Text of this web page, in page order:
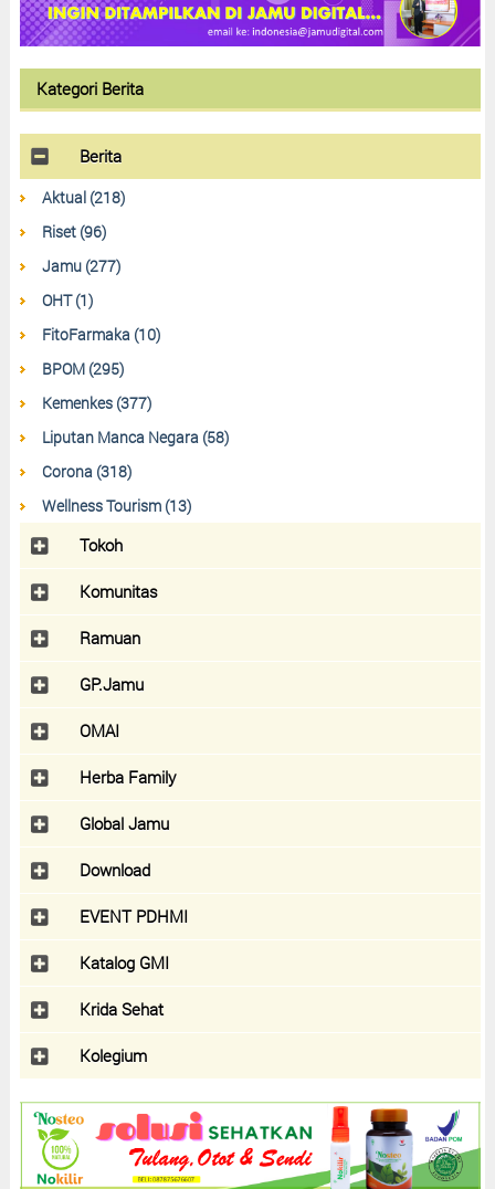
Kategori Berita
Berita
Aktual (218)
Riset (96)
Jamu (277)
OHT (1)
FitoFarmaka (10)
BPOM (295)
Kemenkes (377)
Liputan Manca Negara (58)
Corona (318)
Wellness Tourism (13)
Tokoh
Komunitas
Ramuan
GP.Jamu
OMAI
Herba Family
Global Jamu
Download
EVENT PDHMI
Katalog GMI
Krida Sehat
Kolegium